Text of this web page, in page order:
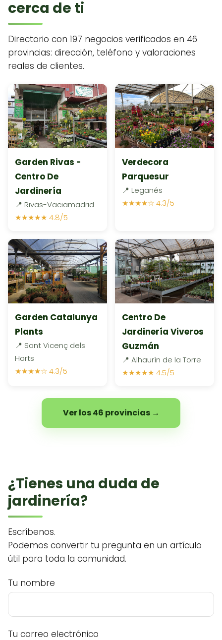
cerca de ti
Directorio con 197 negocios verificados en 46
provincias: dirección, teléfono y valoraciones
reales de clientes.
Garden Rivas -
Centro De
Jardinería
📍 Rivas-Vaciamadrid
★★★★★ 4.8/5
Verdecora
Parquesur
📍 Leganés
★★★★☆ 4.3/5
Garden Catalunya
Plants
📍 Sant Vicenç dels
Horts
★★★★☆ 4.3/5
Centro De
Jardinería Viveros
Guzmán
📍 Alhaurín de la Torre
★★★★★ 4.5/5
Ver los 46 provincias →
¿Tienes una duda de
jardinería?
Escríbenos.
Podemos convertir tu pregunta en un artículo
útil para toda la comunidad.
Tu nombre
Tu correo electrónico